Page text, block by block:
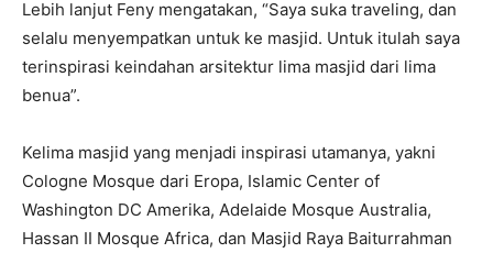
Lebih lanjut Feny mengatakan, “Saya suka traveling, dan
selalu menyempatkan untuk ke masjid. Untuk itulah saya
terinspirasi keindahan arsitektur lima masjid dari lima
benua”.
Kelima masjid yang menjadi inspirasi utamanya, yakni
Cologne Mosque dari Eropa, Islamic Center of
Washington DC Amerika, Adelaide Mosque Australia,
Hassan II Mosque Africa, dan Masjid Raya Baiturrahman